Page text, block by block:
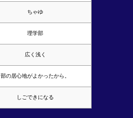
ちゃゆ
理学部
広く浅く
部の居心地がよかったから。
しごできになる